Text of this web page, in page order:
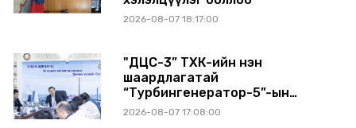
2026-08-07 18:17:00
"ДЦС-3” ТӨХК-ийн нэн
шаардлагатай
“Турбингенератор-5”-ын
шинэчлэлийн төсвийг
2026-08-07 17:08:00